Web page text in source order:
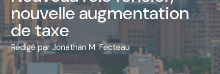
nouvelle augmentation
de taxe
Rédigé parJonathan M. Fecteau